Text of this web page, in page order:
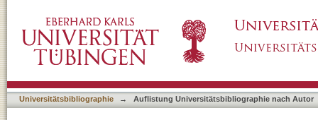
Universitätsbibliographie → Auflistung Universitätsbibliographie nach Autor